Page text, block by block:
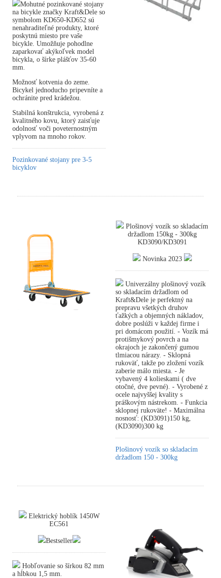
Mohutné pozinkované stojany
na bicykle značky Kraft&Dele so
symbolom KD650-KD652 sú
nenahraditeľné produkty, ktoré
poskytnú miesto pre vaše
bicykle. Umožňuje pohodlne
zaparkovať akýkoľvek model
bicykla, o šírke plášťov 35-60
mm.
Možnosť kotvenia do zeme.
Bicykel jednoducho pripevníte a
ochránite pred krádežou.
Stabilná konštrukcia, vyrobená z
kvalitného kovu, ktorý zaisťuje
odolnosť voči poveternostným
vplyvom na mnoho rokov.
Pozinkované stojany pre 3-5
bicyklov
Plošinový vozík so skladacím
držadlom 150kg - 300kg
KD3090/KD3091
Novinka 2023
Univerzálny plošinový vozík
so skladacím držadlom od
Kraft&Dele je perfektný na
prepravu všetkých druhov
ťažkých a objemných nákladov,
dobre poslúži v každej firme i
pri domácom použití. - Vozík má
protišmykový povrch a na
okrajoch je zakončený gumou
tlmiacou nárazy. - Sklopná
rukoväť, takže po zložení vozík
zaberie málo miesta. - Je
vybavený 4 kolieskami ( dve
otočné, dve pevné). - Vyrobené z
ocele najvyššej kvality s
práškovým nástrekom. - Funkcia
sklopnej rukoväte! - Maximálna
nosnosť: (KD3091)150 kg,
(KD3090)300 kg
Plošinový vozík so skladacím
držadlom 150 - 300kg
Elektrický hoblík 1450W
EC561
Bestseller
Hobľovanie so šírkou 82 mm
a hĺbkou 1,5 mm.